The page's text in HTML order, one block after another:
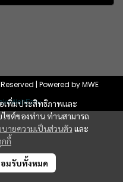
เพิ่มประสิทธิภาพและ
ซต์ของท่าน ท่านสามารถ
บายความเป็นส่วนตัว และ
กี้
มรับทั้งหมด
| Powered by MWE